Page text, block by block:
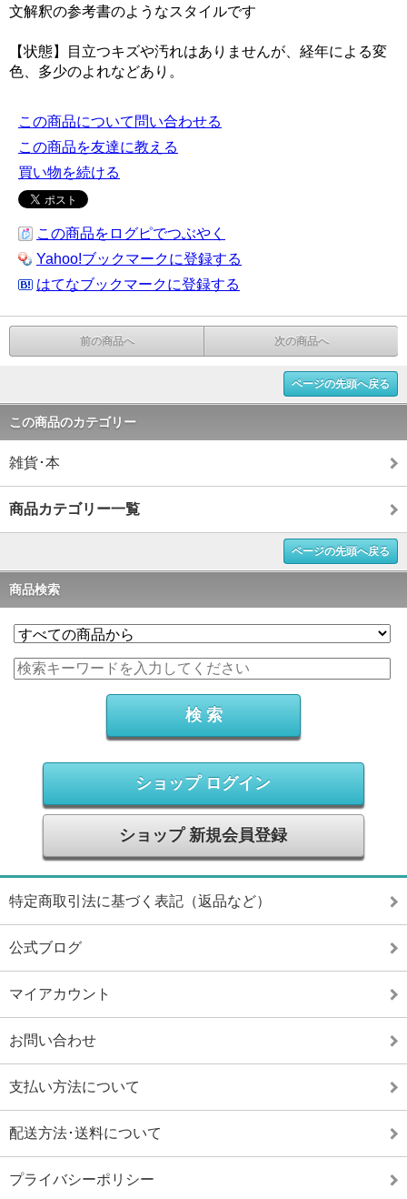
文解釈の参考書のようなスタイルです
【状態】目立つキズや汚れはありませんが、経年による変
色、多少のよれなどあり。
この商品について問い合わせる
この商品を友達に教える
買い物を続ける
この商品をログピでつぶやく
Yahoo!ブックマークに登録する
はてなブックマークに登録する
前の商品へ 次の商品へ
ページの先頭へ戻る
この商品のカテゴリー
雑貨･本
商品カテゴリー一覧
ページの先頭へ戻る
商品検索
ショップ ログイン
ショップ 新規会員登録
特定商取引法に基づく表記（返品など）
公式ブログ
マイアカウント
お問い合わせ
支払い方法について
配送方法･送料について
プライバシーポリシー